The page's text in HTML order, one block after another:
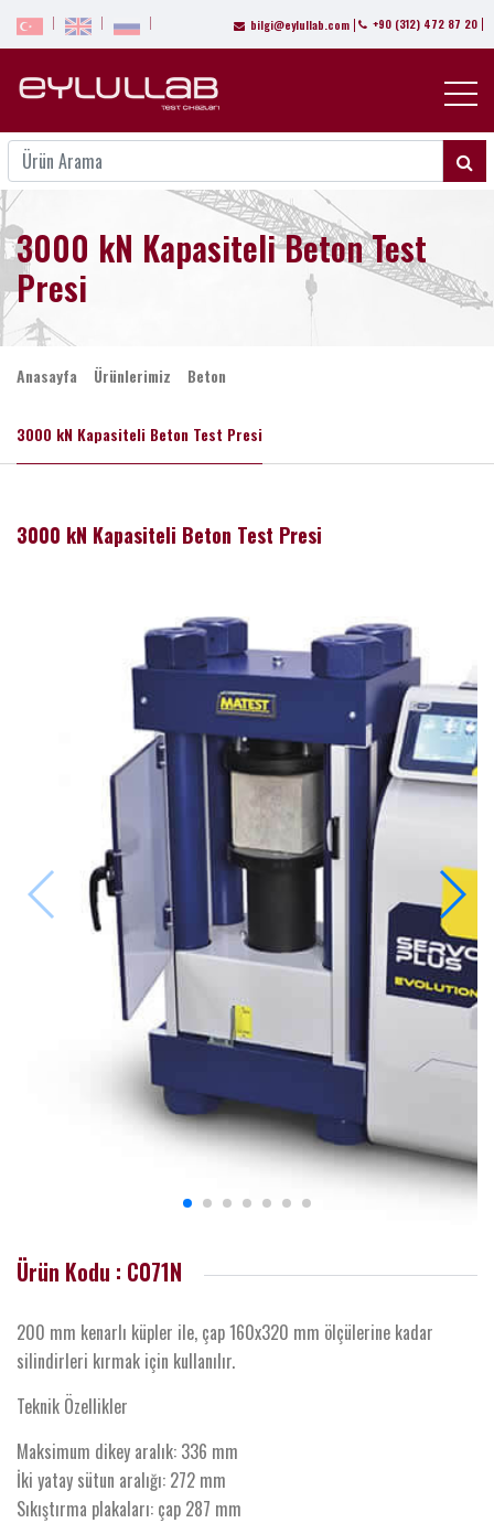
bilgi@eylullab.com +90 (312) 472 87 20
3000 kN Kapasiteli Beton Test
Presi
Anasayfa Ürünlerimiz Beton
3000 kN Kapasiteli Beton Test Presi
3000 kN Kapasiteli Beton Test Presi
Ürün Kodu : C071N
200 mm kenarlı küpler ile, çap 160x320 mm ölçülerine kadar
silindirleri kırmak için kullanılır.
Teknik Özellikler
Maksimum dikey aralık: 336 mm
İki yatay sütun aralığı: 272 mm
Sıkıştırma plakaları: çap 287 mm